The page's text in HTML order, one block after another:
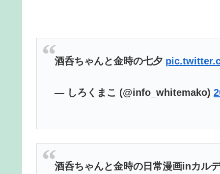
酒呑ちゃんと金時の七夕
— しろくまこ (@info_whitemako)
酒呑ちゃんと金時の日常漫画inカル